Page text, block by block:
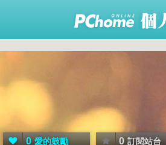
0 愛的鼓勵 0 訂閱站台